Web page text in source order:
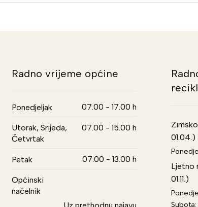
Radno vrijeme općine
Ponedjeljak 07.00 - 17.00 h
Utorak, Srijeda,
Četvrtak
07.00 - 15.00 h
Petak 07.00 - 13.00 h
Općinski
načelnik
01.04.)
Ljetno
01.11.)